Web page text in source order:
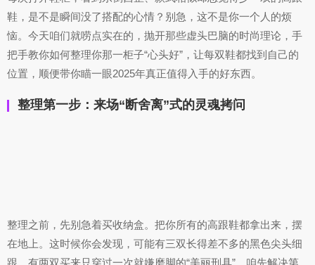
鞋，是不是瞬间没了搭配的心情？别急，这不是你一个人的烦
恼。今天咱们就唠点实在的，抛开那些虚头巴脑的时尚理论，手
把手教你如何整理你那一柜子“心头好”，让每双鞋都找到自己的
位置，顺便带你瞄一眼2025年真正值得入手的好东西。
整理第一步：来场“断舍离”式的灵魂拷问
整理之前，先别急着买收纳盒。把你所有的高跟鞋都拿出来，摆
在地上。这时候你会发现，可能有三双长得差不多的黑色尖头细